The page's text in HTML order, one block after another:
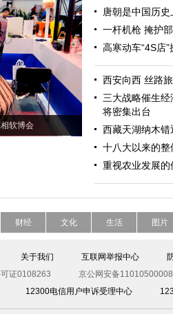
软博会
唐朝是中国历
一杆机枪 掩护
高寒动车“4S店”
西安向西 丝路
三大战略催生
将密集出台
西藏天湖纳木
十八大以来的
重视农业发展的
财经 文化 生活 图片
关于我们 互联网举报中心
证0108263
京公网安备
12300电信用户申诉受理中心